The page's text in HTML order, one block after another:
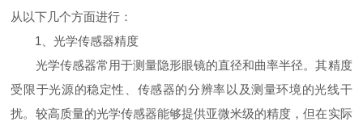
从以下几个方面进行：
1、光学传感器精度
光学传感器常用于测量隐形眼镜的直径和曲率半径。其精度
受限于光源的稳定性、传感器的分辨率以及测量环境的光线干
扰。较高质量的光学传感器能够提供亚微米级的精度，但在实际